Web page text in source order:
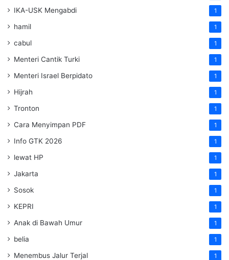
IKA-USK Mengabdi 1
hamil 1
cabul 1
Menteri Cantik Turki 1
Menteri Israel Berpidato 1
Hijrah 1
Tronton 1
Cara Menyimpan PDF 1
Info GTK 2026 1
lewat HP 1
Jakarta 1
Sosok 1
KEPRI 1
Anak di Bawah Umur 1
belia 1
Menembus Jalur Terjal 1